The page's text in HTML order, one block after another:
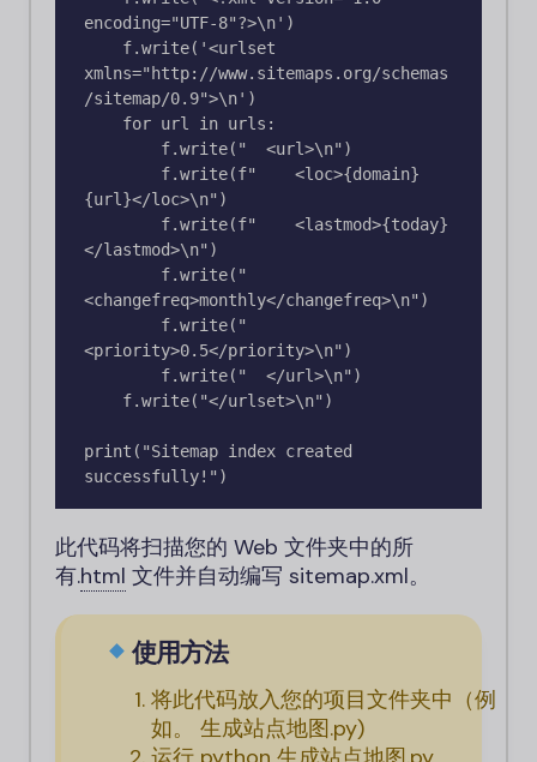
encoding="UTF-8"?>\n')
xmlns="http://www.sitemaps.org/schemas
/sitemap/0.9">\n')
{url}</loc>\n")
</lastmod>\n")
<changefreq>monthly</changefreq>\n")
<priority>0.5</priority>\n")
print("Sitemap index created
successfully!")
此代码将扫描您的 Web 文件夹中的所
有.html 文件并自动编写 sitemap.xml。
使用方法
将此代码放入您的项目文件夹中（例
如。 生成站点地图.py)